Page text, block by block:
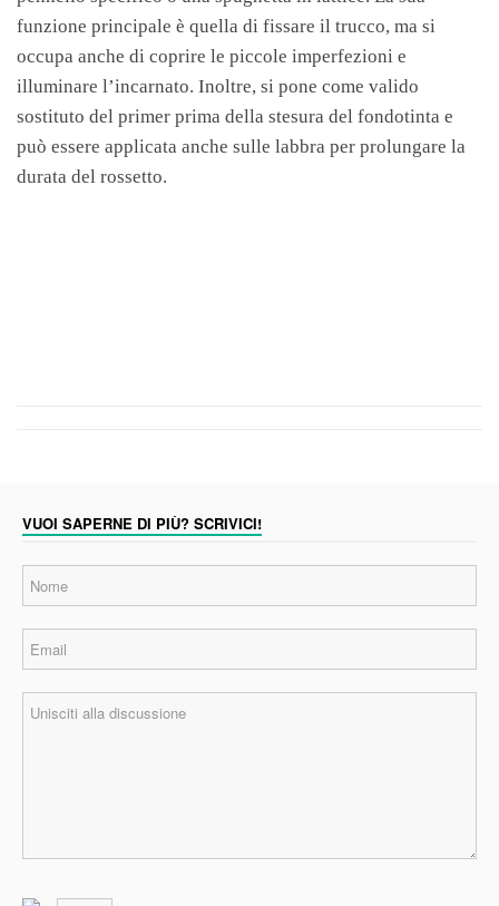
funzione principale è quella di fissare il trucco, ma si
occupa anche di coprire le piccole imperfezioni e
illuminare l’incarnato. Inoltre, si pone come valido
sostituto del primer prima della stesura del fondotinta e
può essere applicata anche sulle labbra per prolungare la
durata del rossetto.
VUOI SAPERNE DI PIÙ? SCRIVICI!